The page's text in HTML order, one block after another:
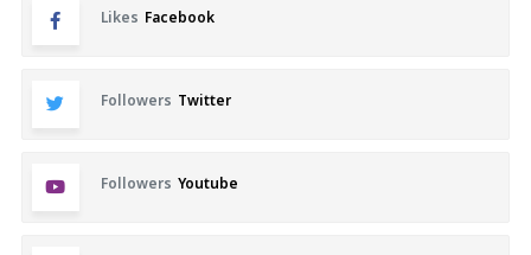
Likes Facebook
Followers Twitter
Followers Youtube